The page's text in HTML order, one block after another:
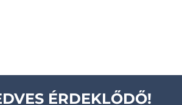
ÉRDEKLŐDŐ!